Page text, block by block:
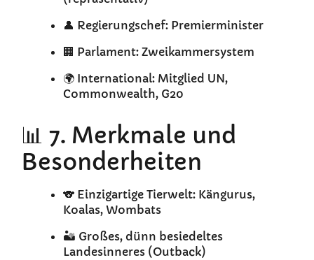
👤 Regierungschef: Premierminister
🏢 Parlament: Zweikammersystem
🌍 International: Mitglied UN,
Commonwealth, G20
📊 7. Merkmale und
Besonderheiten
🐨 Einzigartige Tierwelt: Kängurus,
Koalas, Wombats
🏜️ Großes, dünn besiedeltes
Landesinneres (Outback)